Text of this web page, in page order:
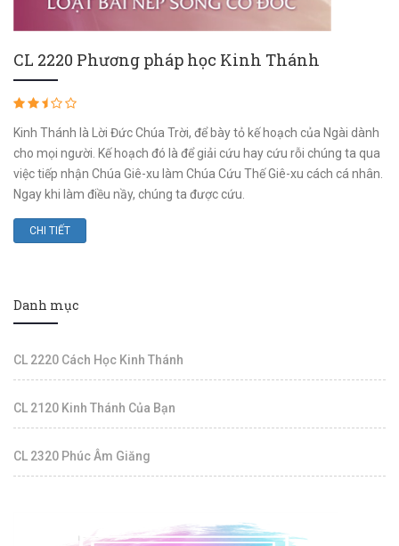
CL 2220 Phương pháp học Kinh Thánh
Kinh Thánh là Lời Đức Chúa Trời, để bày tỏ kế hoạch của Ngài dành
cho mọi người. Kế hoạch đó là để giải cứu hay cứu rỗi chúng ta qua
việc tiếp nhận Chúa Giê-xu làm Chúa Cứu Thế Giê-xu cách cá nhân.
Ngay khi làm điều nầy, chúng ta được cứu.
CHI TIẾT
Danh mục
CL 2220 Cách Học Kinh Thánh
CL 2120 Kinh Thánh Của Bạn
CL 2320 Phúc Âm Giăng